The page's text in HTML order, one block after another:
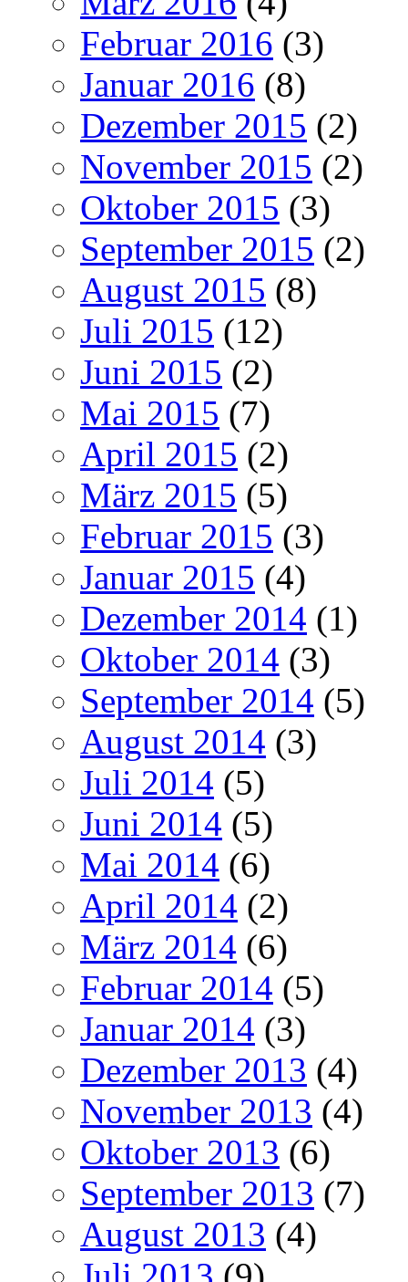
Februar 2016 (3)
Januar 2016 (8)
Dezember 2015 (2)
November 2015 (2)
Oktober 2015 (3)
September 2015 (2)
August 2015 (8)
Juli 2015 (12)
Juni 2015 (2)
Mai 2015 (7)
April 2015 (2)
März 2015 (5)
Februar 2015 (3)
Januar 2015 (4)
Dezember 2014 (1)
Oktober 2014 (3)
September 2014 (5)
August 2014 (3)
Juli 2014 (5)
Juni 2014 (5)
Mai 2014 (6)
April 2014 (2)
März 2014 (6)
Februar 2014 (5)
Januar 2014 (3)
Dezember 2013 (4)
November 2013 (4)
Oktober 2013 (6)
September 2013 (7)
August 2013 (4)